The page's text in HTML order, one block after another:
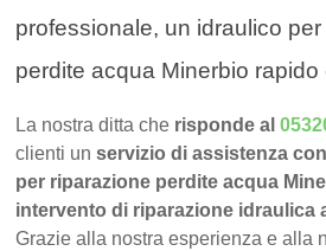
professionale, un idraulico
perdite acqua Minerbio rapido
La nostra ditta che risponde al
clienti unservizio di assistenza
per riparazione perdite acqua
intervento di riparazione idraulica
Grazie alla nostra esperienza e alla